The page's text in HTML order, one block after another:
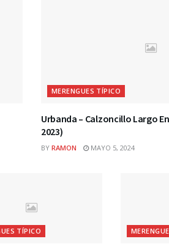
MERENGUES TÍPICO
Urbanda – Calzoncillo Largo En
2023)
BY RAMON MAYO 5, 2024
TÍPICO